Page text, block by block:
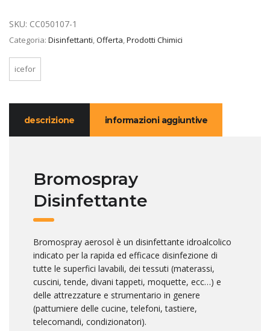
SKU: CC050107-1
Categoria: Disinfettanti,Offerta,Prodotti Chimici
icefor
descrizione informazioni aggiuntive
Bromospray
Disinfettante
Bromospray aerosol è un disinfettante idroalcolico
indicato per la rapida ed efficace disinfezione di
tutte le superfici lavabili, dei tessuti (materassi,
cuscini, tende, divani tappeti, moquette, ecc…) e
delle attrezzature e strumentario in genere
(pattumiere delle cucine, telefoni, tastiere,
telecomandi, condizionatori).